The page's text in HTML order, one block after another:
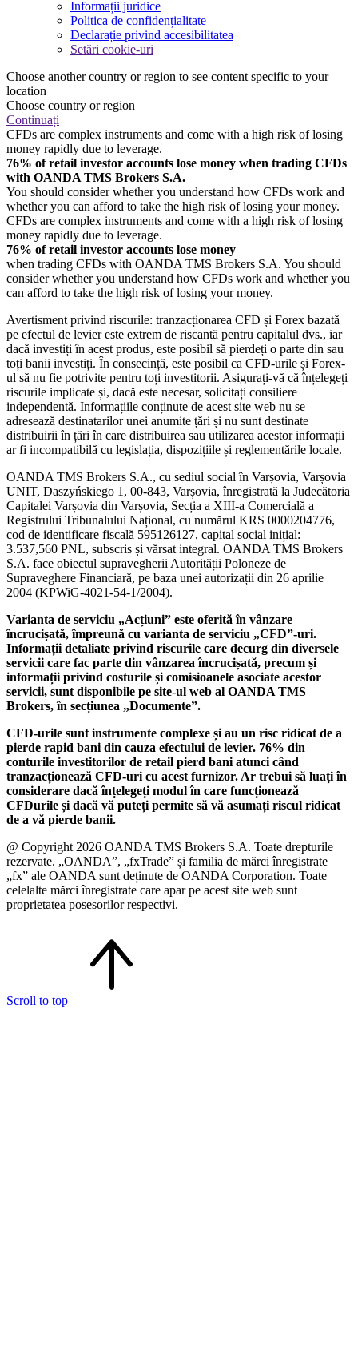
Informații juridice
Politica de confidențialitate
Declarație privind accesibilitatea
Setări cookie-uri
Choose another country or region to see content specific to your
location
Choose country or region
Continuați
CFDs are complex instruments and come with a high risk of losing
money rapidly due to leverage.
76% of retail investor accounts lose money when trading CFDs
with OANDA TMS Brokers S.A.
You should consider whether you understand how CFDs work and
whether you can afford to take the high risk of losing your money.
CFDs are complex instruments and come with a high risk of losing
money rapidly due to leverage.
76% of retail investor accounts lose money
when trading CFDs with OANDA TMS Brokers S.A. You should
consider whether you understand how CFDs work and whether you
can afford to take the high risk of losing your money.
Avertisment privind riscurile: tranzacționarea CFD și Forex bazată
pe efectul de levier este extrem de riscantă pentru capitalul dvs., iar
dacă investiți în acest produs, este posibil să pierdeți o parte din sau
toți banii investiți. În consecință, este posibil ca CFD-urile și Forex-
ul să nu fie potrivite pentru toți investitorii. Asigurați-vă că înțelegeți
riscurile implicate și, dacă este necesar, solicitați consiliere
independentă. Informațiile conținute de acest site web nu se
adresează destinatarilor unei anumite țări și nu sunt destinate
distribuirii în țări în care distribuirea sau utilizarea acestor informații
ar fi incompatibilă cu legislația, dispozițiile și reglementările locale.
OANDA TMS Brokers S.A., cu sediul social în Varșovia, Varșovia
UNIT, Daszyńskiego 1, 00-843, Varșovia, înregistrată la Judecătoria
Capitalei Varșovia din Varșovia, Secția a XIII-a Comercială a
Registrului Tribunalului Național, cu numărul KRS 0000204776,
cod de identificare fiscală 595126127, capital social inițial:
3.537,560 PNL, subscris și vărsat integral. OANDA TMS Brokers
S.A. face obiectul supravegherii Autorității Poloneze de
Supraveghere Financiară, pe baza unei autorizații din 26 aprilie
2004 (KPWiG-4021-54-1/2004).
Varianta de serviciu „Acțiuni” este oferită în vânzare
încrucișată, împreună cu varianta de serviciu „CFD”-uri.
Informații detaliate privind riscurile care decurg din diversele
servicii care fac parte din vânzarea încrucișată, precum și
informații privind costurile și comisioanele asociate acestor
servicii, sunt disponibile pe site-ul web al OANDA TMS
Brokers, în secțiunea „Documente”.
CFD-urile sunt instrumente complexe și au un risc ridicat de a
pierde rapid bani din cauza efectului de levier. 76% din
conturile investitorilor de retail pierd bani atunci când
tranzacționează CFD-uri cu acest furnizor. Ar trebui să luați în
considerare dacă înțelegeți modul în care funcționează
CFDurile și dacă vă puteți permite să vă asumați riscul ridicat
de a vă pierde banii.
@ Copyright 2026 OANDA TMS Brokers S.A. Toate drepturile
rezervate. „OANDA”, „fxTrade” și familia de mărci înregistrate
„fx” ale OANDA sunt deținute de OANDA Corporation. Toate
celelalte mărci înregistrate care apar pe acest site web sunt
proprietatea posesorilor respectivi.
Scroll to top